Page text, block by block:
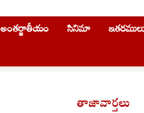
అంతర్జాతీయం సినిమా
తాజావార్తలు